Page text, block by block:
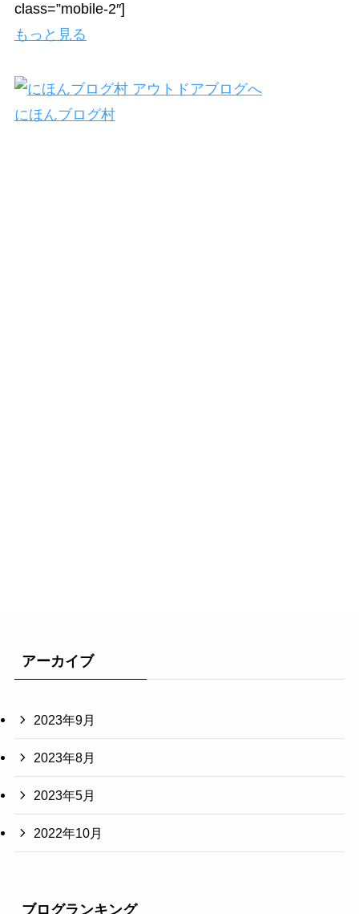
class=”mobile-2″]
もっと見る
にほんブログ村
アーカイブ
2023年9月
2023年8月
2023年5月
2022年10月
ブログランキング